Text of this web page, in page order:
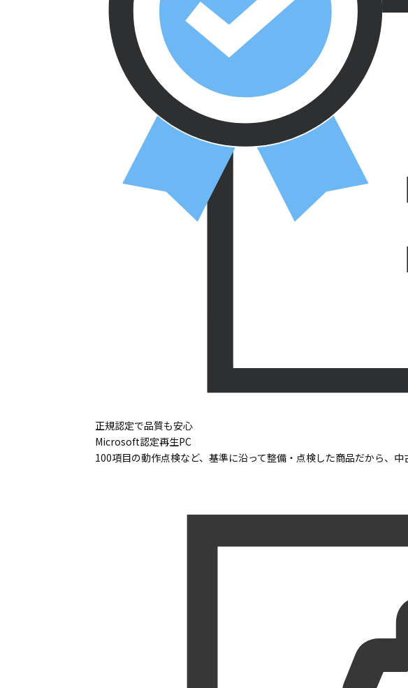
正規認定で品質も安心
Microsoft認定再生PC
100項目の動作点検など、基準に沿って整備・点検した商品だから、中